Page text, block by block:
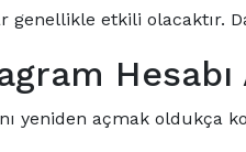
genellikle etkili olacaktır.
Hesabı
yeniden açmak oldukça